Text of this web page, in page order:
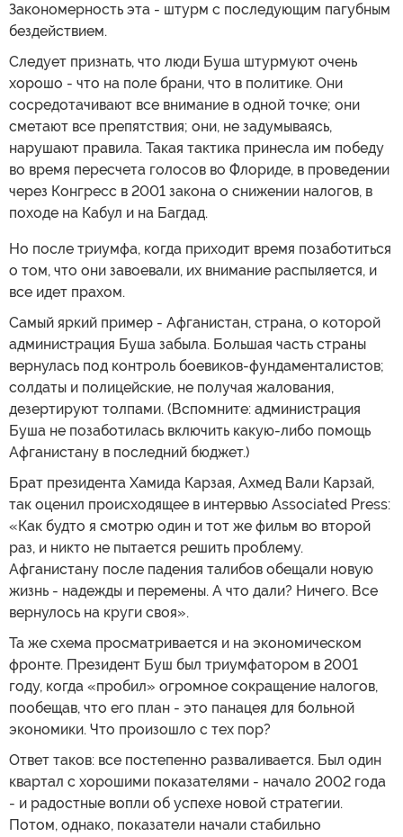
Закономерность эта - штурм с последующим пагубным
бездействием.
Следует признать, что люди Буша штурмуют очень
хорошо - что на поле брани, что в политике. Они
сосредотачивают все внимание в одной точке; они
сметают все препятствия; они, не задумываясь,
нарушают правила. Такая тактика принесла им победу
во время пересчета голосов во Флориде, в проведении
через Конгресс в 2001 закона о снижении налогов, в
походе на Кабул и на Багдад.
Но после триумфа, когда приходит время позаботиться
о том, что они завоевали, их внимание распыляется, и
все идет прахом.
Самый яркий пример - Афганистан, страна, о которой
администрация Буша забыла. Большая часть страны
вернулась под контроль боевиков-фундаменталистов;
солдаты и полицейские, не получая жалования,
дезертируют толпами. (Вспомните: администрация
Буша не позаботилась включить какую-либо помощь
Афганистану в последний бюджет.)
Брат президента Хамида Карзая, Ахмед Вали Карзай,
так оценил происходящее в интервью Associated Press:
«Как будто я смотрю один и тот же фильм во второй
раз, и никто не пытается решить проблему.
Афганистану после падения талибов обещали новую
жизнь - надежды и перемены. А что дали? Ничего. Все
вернулось на круги своя».
Та же схема просматривается и на экономическом
фронте. Президент Буш был триумфатором в 2001
году, когда «пробил» огромное сокращение налогов,
пообещав, что его план - это панацея для больной
экономики. Что произошло с тех пор?
Ответ таков: все постепенно разваливается. Был один
квартал с хорошими показателями - начало 2002 года
- и радостные вопли об успехе новой стратегии.
Потом, однако, показатели начали стабильно